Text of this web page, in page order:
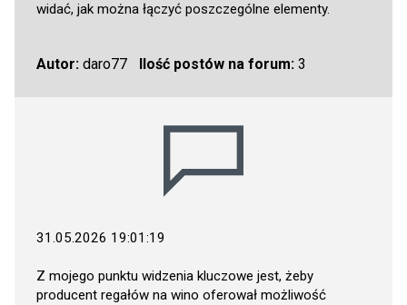
widać, jak można łączyć poszczególne elementy.
Autor: daro77 Ilość postów na forum:3
31.05.2026 19:01:19
Z mojego punktu widzenia kluczowe jest, żeby
producent regałów na wino oferował możliwość